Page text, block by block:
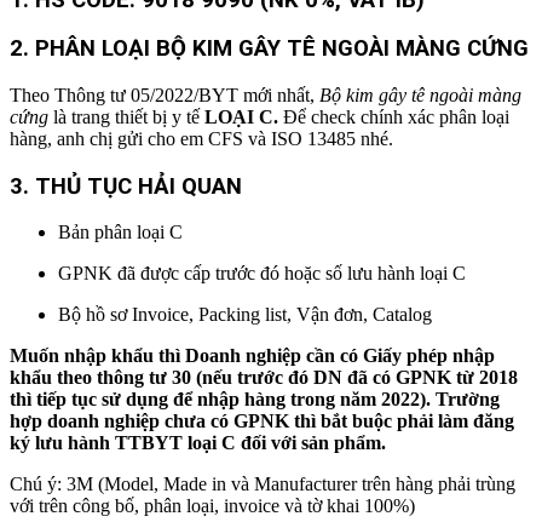
2. PHÂN LOẠI BỘ KIM GÂY TÊ NGOÀI MÀNG CỨNG
Theo Thông tư 05/2022/BYT mới nhất, Bộ kim gây tê ngoài màng
cứng là trang thiết bị y tế LOẠI C. Để check chính xác phân loại
hàng, anh chị gửi cho em CFS và ISO 13485 nhé.
3. THỦ TỤC HẢI QUAN
Bản phân loại C
GPNK đã được cấp trước đó hoặc số lưu hành loại C
Bộ hồ sơ Invoice, Packing list, Vận đơn, Catalog
Muốn nhập khẩu thì Doanh nghiệp cần có Giấy phép nhập
khẩu theo thông tư 30 (nếu trước đó DN đã có GPNK từ 2018
thì tiếp tục sử dụng để nhập hàng trong năm 2022). Trường
hợp doanh nghiệp chưa có GPNK thì bắt buộc phải làm đăng
ký lưu hành TTBYT loại C đối với sản phẩm.
Chú ý: 3M (Model, Made in và Manufacturer trên hàng phải trùng
với trên công bố, phân loại, invoice và tờ khai 100%)